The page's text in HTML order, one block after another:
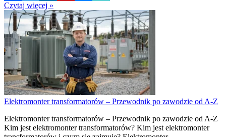
Czytaj więcej »
Elektromonter transformatorów – Przewodnik po zawodzie od A-Z
Elektromonter transformatorów – Przewodnik po zawodzie od A-Z
Kim jest elektromonter transformatorów? Kim jest elektromonter